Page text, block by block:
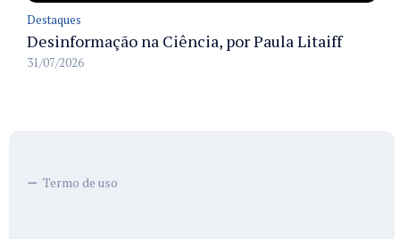
Destaques
Desinformação na Ciência, por Paula Litaiff
31/07/2026
Termo de uso